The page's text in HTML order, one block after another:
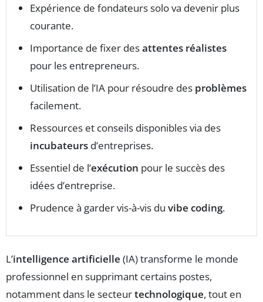
Expérience de fondateurs solo va devenir plus
courante.
Importance de fixer desattentes réalistes
pour les entrepreneurs.
Utilisation de l’IA pour résoudre des problèmes
facilement.
Ressources et conseils disponibles via des
incubateurs d’entreprises.
Essentiel de l’exécution pour le succès des
idées d’entreprise.
Prudence à garder vis-à-vis du vibe coding.
L’intelligence artificielle (IA) transforme le monde
professionnel en supprimant certains postes,
notamment dans le secteurtechnologique, tout en